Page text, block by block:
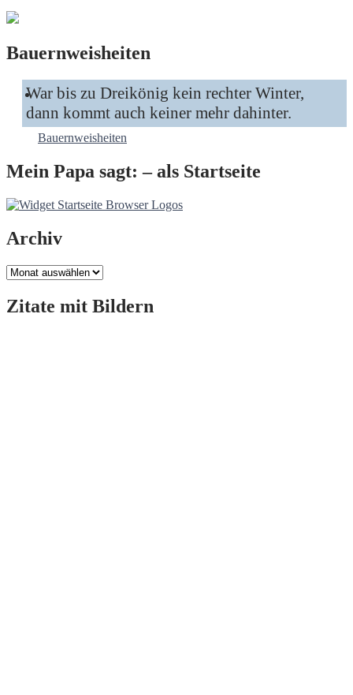
Bauernweisheiten
War bis zu Dreikönig kein rechter Winter,
dann kommt auch keiner mehr dahinter.
Bauernweisheiten
Mein Papa sagt: – als Startseite
Archiv
Archiv
Zitate mit Bildern